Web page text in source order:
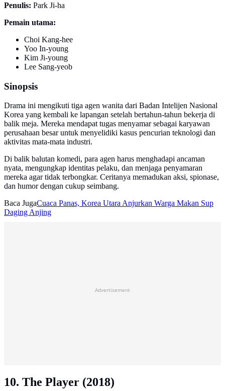
Penulis: Park Ji-ha
Pemain utama:
Choi Kang-hee
Yoo In-young
Kim Ji-young
Lee Sang-yeob
Sinopsis
Drama ini mengikuti tiga agen wanita dari Badan Intelijen Nasional
Korea yang kembali ke lapangan setelah bertahun-tahun bekerja di
balik meja. Mereka mendapat tugas menyamar sebagai karyawan
perusahaan besar untuk menyelidiki kasus pencurian teknologi dan
aktivitas mata-mata industri.
Di balik balutan komedi, para agen harus menghadapi ancaman
nyata, mengungkap identitas pelaku, dan menjaga penyamaran
mereka agar tidak terbongkar. Ceritanya memadukan aksi, spionase,
dan humor dengan cukup seimbang.
Baca JugaCuaca Panas, Korea Utara Anjurkan Warga Makan Sup
Daging Anjing
Advertisement
10. The Player (2018)